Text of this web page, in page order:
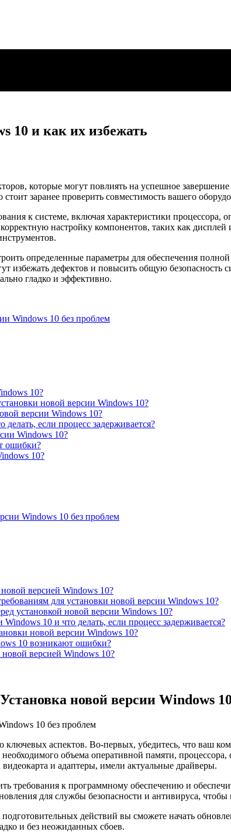
10 и как их избежать
которые могут повлиять на успешное
заранее проверить совместимость вашего
к системе, включая характеристики процессора,
настройку компонентов, таких как
определенные параметры для обеспечения
избежать дефектов и повысить общую безопасность
гладко и эффективно.
Windows 10 без проблем
10?
новой версии Windows 10?
версии Windows 10?
если процесс задерживается?
Windows 10?
ошибки?
10?
Windows 10 без проблем
версией Windows 10?
для установки новой версии Windows 10?
установкой новой версии Windows 10?
10 и что делать, если процесс задерживается?
новой версии Windows 10?
10 возникают ошибки?
версией Windows 10?
новой версии Windows
аспектов. Во-первых, убедитесь, что ваш
объема оперативной памяти,
и адаптеры, имели актуальные драйверы.
требования к программному обеспечению и
для службы безопасности и антивируса,
действий вы сможете начать
и без неожиданных сбоев.